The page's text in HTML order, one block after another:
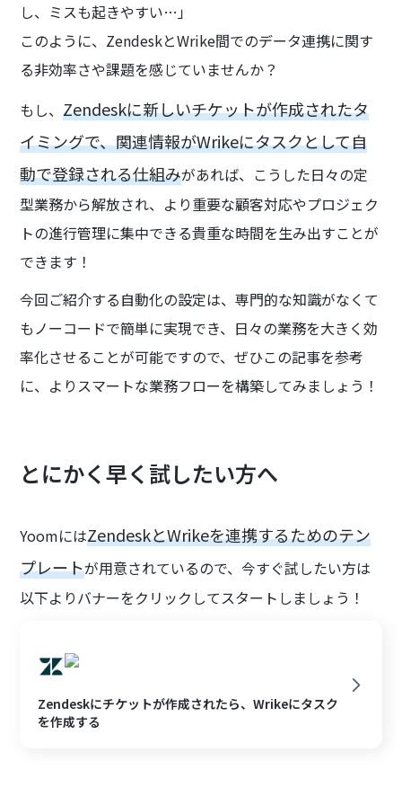
し、ミスも起きやすい…」
このように、ZendeskとWrike間でのデータ連携に関す
る非効率さや課題を感じていませんか？
もし、Zendeskに新しいチケットが作成されたタ
イミングで、関連情報がWrikeにタスクとして自
動で登録される仕組みがあれば、こうした日々の定
型業務から解放され、より重要な顧客対応やプロジェク
トの進行管理に集中できる貴重な時間を生み出すことが
できます！
今回ご紹介する自動化の設定は、専門的な知識がなくて
もノーコードで簡単に実現でき、日々の業務を大きく効
率化させることが可能ですので、ぜひこの記事を参考
に、よりスマートな業務フローを構築してみましょう！
とにかく早く試したい方へ
YoomにはZendeskとWrikeを連携するためのテン
プレートが用意されているので、今すぐ試したい方は
以下よりバナーをクリックしてスタートしましょう！
Zendeskにチケットが作成されたら、Wrikeにタスク
を作成する